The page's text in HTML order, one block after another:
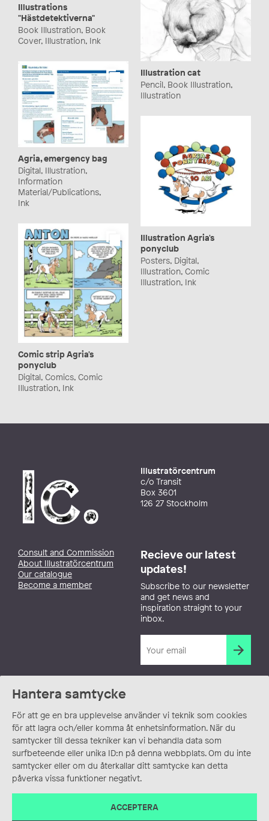
Hantera samtycke
För att ge en bra upplevelse använder vi teknik som cookies
för att lagra och/eller komma åt enhetsinformation. När du
samtycker till dessa tekniker kan vi behandla data som
surfbeteende eller unika ID:n på denna webbplats. Om du inte
samtycker eller om du återkallar ditt samtycke kan detta
påverka vissa funktioner negativt.
ACCEPTERA
Illustrations
"Hästdetektiverna"
Book Illustration, Book
Cover, Illustration, Ink
Illustration cat
Pencil, Book Illustration,
Illustration
Agria, emergency bag
Digital, Illustration,
Information
Material/Publications,
Ink
Illustration Agria's
ponyclub
Posters, Digital,
Illustration, Comic
Illustration, Ink
Comic strip Agria's
ponyclub
Digital, Comics, Comic
Illustration, Ink
Illustratörcentrum
c/o Transit
Box 3601
126 27 Stockholm
Consult and Commission
About Illustratörcentrum
Our catalogue
Become a member
Recieve our latest
updates!
Subscribe to our newsletter
and get news and
inspiration straight to your
inbox.